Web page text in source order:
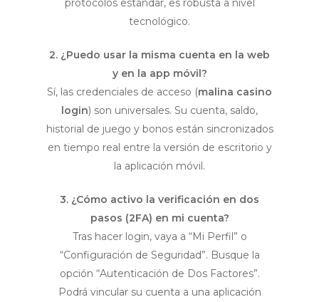
protocolos estándar, es robusta a nivel
tecnológico.
2. ¿Puedo usar la misma cuenta en la web
y en la app móvil?
Sí, las credenciales de acceso (malina casino
login) son universales. Su cuenta, saldo,
historial de juego y bonos están sincronizados
en tiempo real entre la versión de escritorio y
la aplicación móvil.
3. ¿Cómo activo la verificación en dos
pasos (2FA) en mi cuenta?
Tras hacer login, vaya a “Mi Perfil” o
“Configuración de Seguridad”. Busque la
opción “Autenticación de Dos Factores”.
Podrá vincular su cuenta a una aplicación